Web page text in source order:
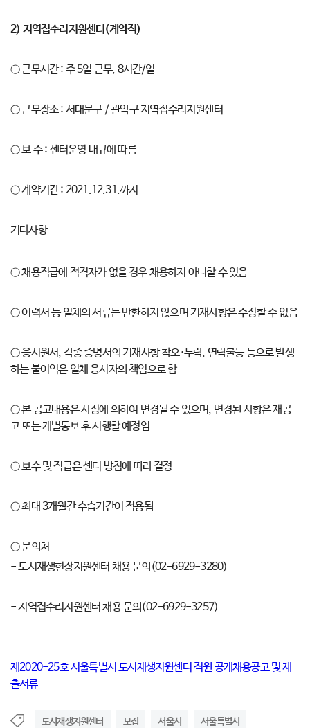
2) 지역집수리지원센터 (계약직)
○ 근무시간 : 주 5일 근무, 8시간/일
○ 근무장소 : 서대문구 / 관악구 지역집수리지원센터
○ 보 수 : 센터운영 내규에 따름
○ 계약기간 : 2021.12.31.까지
기타사항
○ 채용직급에 적격자가 없을 경우 채용하지 아니할 수 있음
○ 이력서 등 일체의 서류는 반환하지 않으며 기재사항은 수정할 수 없음
○ 응시원서, 각종 증명서의 기재사항 착오·누락, 연락불능 등으로 발생
하는 불이익은 일체 응시자의 책임으로 함
○ 본 공고내용은 사정에 의하여 변경될 수 있으며, 변경된 사항은 재공
고 또는 개별통보 후 시행할 예정임
○ 보수 및 직급은 센터 방침에 따라 결정
○ 최대 3개월간 수습기간이 적용됨
○ 문의처
- 도시재생현장지원센터 채용 문의(02-6929-3280)
- 지역집수리지원센터 채용 문의(02-6929-3257)
제2020-25호 서울특별시 도시재생지원센터 직원 공개채용공고 및 제
출서류
도시재생지원센터 모집 서울시 서울특별시